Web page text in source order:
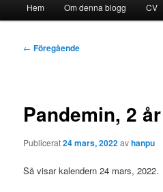
Hem Om denna blogg CV
Inläggsnavigering
← Föregående
Pandemin, 2
Publicerat24 mars, 2022avhanpu
Så visar kalendern 24 mars, 2022.